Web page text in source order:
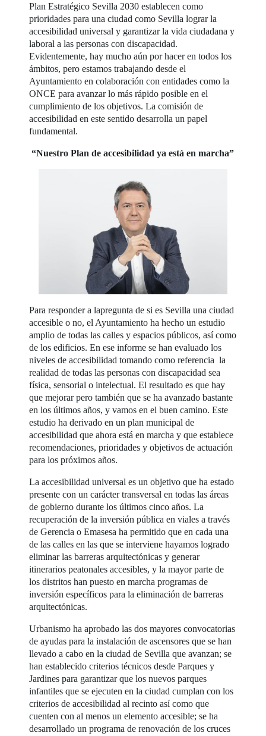
Plan Estratégico Sevilla 2030 establecen como
prioridades para una ciudad como Sevilla lograr la
accesibilidad universal y garantizar la vida ciudadana y
laboral a las personas con discapacidad.
Evidentemente, hay mucho aún por hacer en todos los
ámbitos, pero estamos trabajando desde el
Ayuntamiento en colaboración con entidades como la
ONCE para avanzar lo más rápido posible en el
cumplimiento de los objetivos. La comisión de
accesibilidad en este sentido desarrolla un papel
fundamental.
“Nuestro Plan de accesibilidad ya está en marcha”
Para responder a lapregunta de si es Sevilla una ciudad
accesible o no, el Ayuntamiento ha hecho un estudio
amplio de todas las calles y espacios públicos, así como
de los edificios. En ese informe se han evaluado los
niveles de accesibilidad tomando como referencia la
realidad de todas las personas con discapacidad sea
física, sensorial o intelectual. El resultado es que hay
que mejorar pero también que se ha avanzado bastante
en los últimos años, y vamos en el buen camino. Este
estudio ha derivado en un plan municipal de
accesibilidad que ahora está en marcha y que establece
recomendaciones, prioridades y objetivos de actuación
para los próximos años.
La accesibilidad universal es un objetivo que ha estado
presente con un carácter transversal en todas las áreas
de gobierno durante los últimos cinco años. La
recuperación de la inversión pública en viales a través
de Gerencia o Emasesa ha permitido que en cada una
de las calles en las que se interviene hayamos logrado
eliminar las barreras arquitectónicas y generar
itinerarios peatonales accesibles, y la mayor parte de
los distritos han puesto en marcha programas de
inversión específicos para la eliminación de barreras
arquitectónicas.
Urbanismo ha aprobado las dos mayores convocatorias
de ayudas para la instalación de ascensores que se han
llevado a cabo en la ciudad de Sevilla que avanzan; se
han establecido criterios técnicos desde Parques y
Jardines para garantizar que los nuevos parques
infantiles que se ejecuten en la ciudad cumplan con los
criterios de accesibilidad al recinto así como que
cuenten con al menos un elemento accesible; se ha
desarrollado un programa de renovación de los cruces